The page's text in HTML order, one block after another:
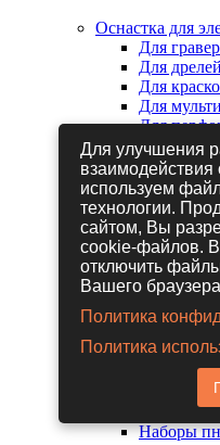
Оснастка для
Для
Для
Для
Для
Для
Для
Для
Для
Для
Для
Для
Для
Для
Дрели
Другие
Наборы
Для улучшения
используем
технологии.
сайтом, Вы
cookie-файлов.
отключить
Вашего
Политика
Политика